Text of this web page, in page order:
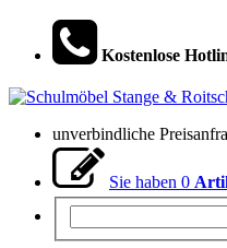
Kostenlose
unverbindliche
Sie haben 0